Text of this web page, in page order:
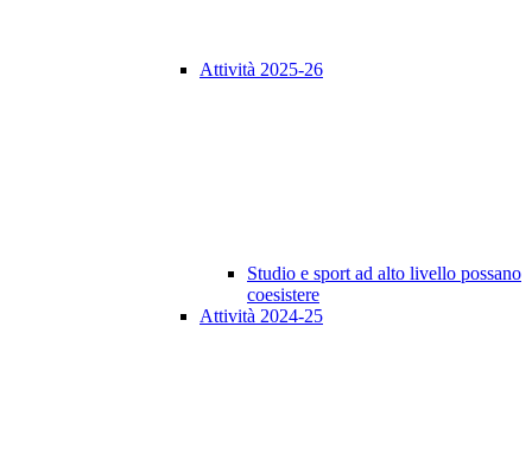
Attività 2025-26
Studio e sport ad alto livello possano
coesistere
Attività 2024-25